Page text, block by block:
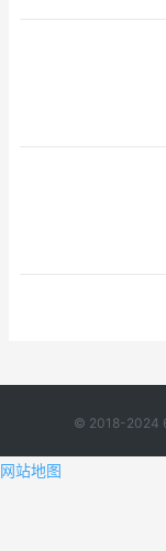
© 2018-2024
网站地图